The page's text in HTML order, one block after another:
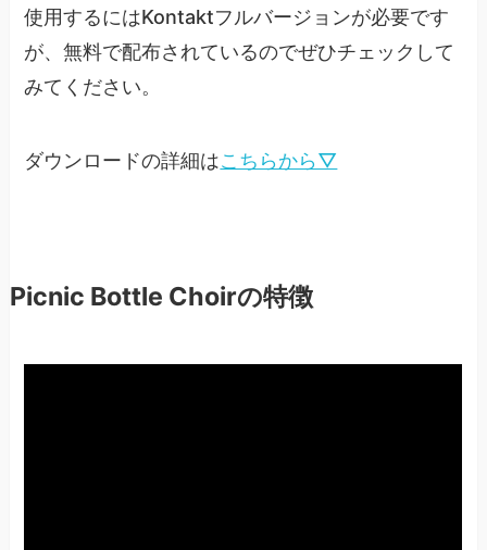
使用するにはKontaktフルバージョンが必要です
が、無料で配布されているのでぜひチェックして
みてください。
ダウンロードの詳細はこちらから▽
Picnic Bottle Choirの特徴